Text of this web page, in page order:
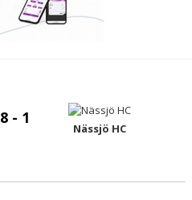
8 - 1
Nässjö HC